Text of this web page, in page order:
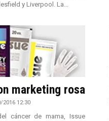
y Liverpool. La...
marketing rosa
2016 12:30
cáncer de mama, Issue